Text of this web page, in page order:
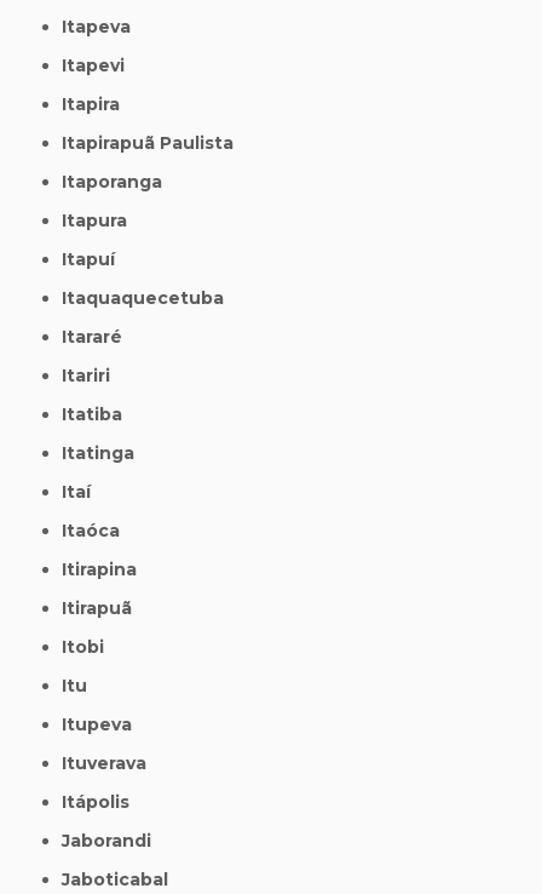
Itapeva
Itapevi
Itapira
Itapirapuã Paulista
Itaporanga
Itapura
Itapuí
Itaquaquecetuba
Itararé
Itariri
Itatiba
Itatinga
Itaí
Itaóca
Itirapina
Itirapuã
Itobi
Itu
Itupeva
Ituverava
Itápolis
Jaborandi
Jaboticabal